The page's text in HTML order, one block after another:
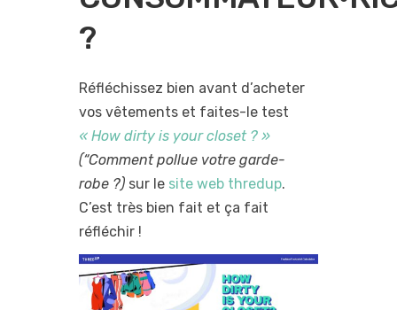
?
Réfléchissez bien avant d’acheter
vos vêtements et faites-le test
« How dirty is your closet ? »
(“Comment pollue votre garde-
robe ?) sur le site web thredup.
C’est très bien fait et ça fait
réfléchir !